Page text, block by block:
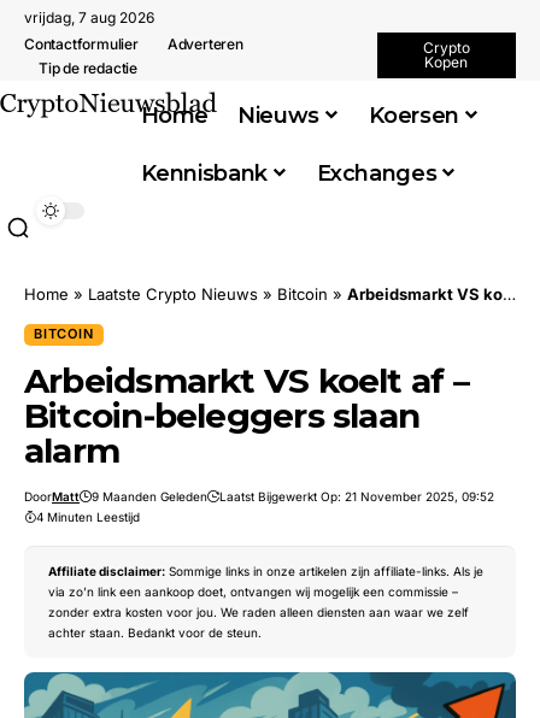
vrijdag, 7 aug 2026
Contactformulier
Adverteren
Tip de redactie
Crypto
Kopen
Home Nieuws Koersen
Kennisbank Exchanges
Home » Laatste Crypto Nieuws » Bitcoin » Arbeidsmarkt VS koelt af – Bitcoin-beleggers slaan alarm
BITCOIN
Arbeidsmarkt VS koelt af –
Bitcoin-beleggers slaan
alarm
DoorMatt 9 Maanden Geleden
Laatst Bijgewerkt Op: 21 November 2025, 09:52
4 Minuten Leestijd
Affiliate disclaimer: Sommige links in onze artikelen zijn affiliate-links. Als je
via zo’n link een aankoop doet, ontvangen wij mogelijk een commissie –
zonder extra kosten voor jou. We raden alleen diensten aan waar we zelf
achter staan. Bedankt voor de steun.